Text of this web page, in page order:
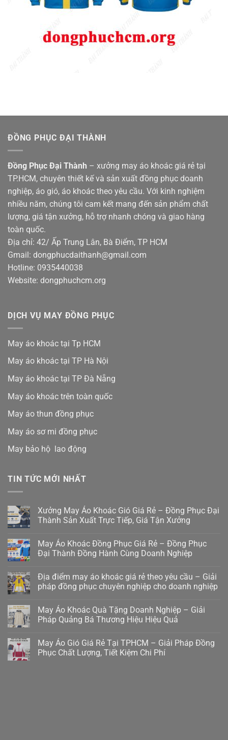
ĐỒNG PHỤC ĐẠI THÀNH
Đồng Phục Đại Thành – xưởng may áo khoác giá rẻ tại
TP.HCM, chuyên thiết kế và sản xuất đồng phục doanh
nghiệp, áo gió, áo khoác theo yêu cầu. Với kinh nghiệm
nhiều năm, chúng tôi cam kết mang đến sản phẩm chất
lượng, giá tận xưởng, hỗ trợ nhanh chóng và giao hàng
toàn quốc.
Địa chỉ: 42/ Ấp Trung Lân, Bà Điểm, TP HCM
Gmail: dongphucdaithanh@gmail.com
Hotline: 0935440038
Website: dongphuchcm.org
DỊCH VỤ MAY ĐỒNG PHỤC
May áo khoác tại Tp HCM
May áo khoác tại TP Hà Nội
May áo khoác tại TP Đà Nẵng
May áo khoác trên toàn quốc
May áo thun đồng phục
May áo sơ mi đồng phục
May bảo hộ lao động
TIN TỨC MỚI NHẤT
Xưởng May Áo Khoác Gió Giá Rẻ – Đồng Phục Đại
Thành Sản Xuất Trực Tiếp, Giá Tận Xưởng
May Áo Khoác Đồng Phục Giá Rẻ – Đồng Phục
Đại Thành Đồng Hành Cùng Doanh Nghiệp
Địa điểm may áo khoác giá rẻ theo yêu cầu – Giải
pháp đồng phục chuyên nghiệp cho doanh nghiệp
May Áo Khoác Quà Tặng Doanh Nghiệp – Giải
Pháp Quảng Bá Thương Hiệu Hiệu Quả
May Áo Gió Giá Rẻ Tại TPHCM – Giải Pháp Đồng
Phục Chất Lượng, Tiết Kiệm Chi Phí